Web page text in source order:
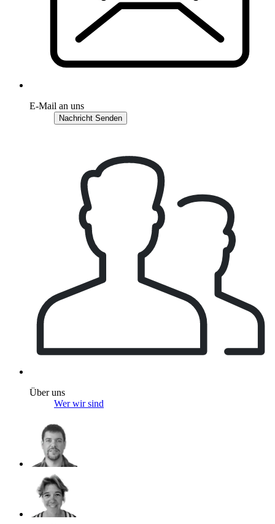
E-Mail an uns
Nachricht Senden
Über uns
Wer wir sind